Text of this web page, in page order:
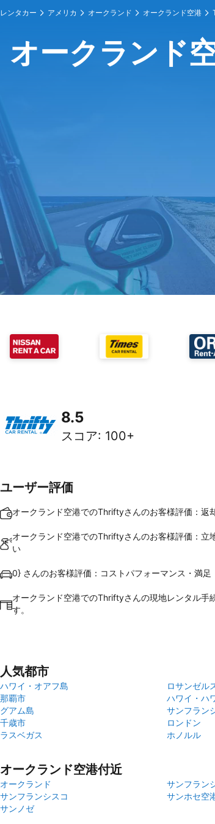
レンタカー アメリカ オークランド オークランド空港
オークランド
8.5
スコア: 100+
ユーザー評価
オークランド空港でのThriftyさんのお客様評価：返
オークランド空港でのThriftyさんのお客様評価：立
い
0} さんのお客様評価：コストパフォーマンス・満足
オークランド空港でのThriftyさんの現地レンタル手
す。
人気都市
ハワイ・オアフ島
ロサンゼル
那覇市
ハワイ・ハ
グアム島
サンフラン
千歳市
ロンドン
ラスベガス
ホノルル
オークランド空港付近
オークランド
サンフラン
サンフランシスコ
サンホセ空
サンノゼ